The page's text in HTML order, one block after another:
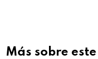
Más sobre